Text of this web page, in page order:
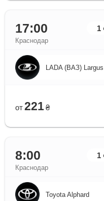
17:00 1
Краснодар
LADA (ВАЗ) Largus
от 221 ₴
8:00 1
Краснодар
Toyota Alphard